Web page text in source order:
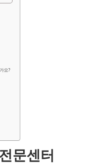
요?
문센터